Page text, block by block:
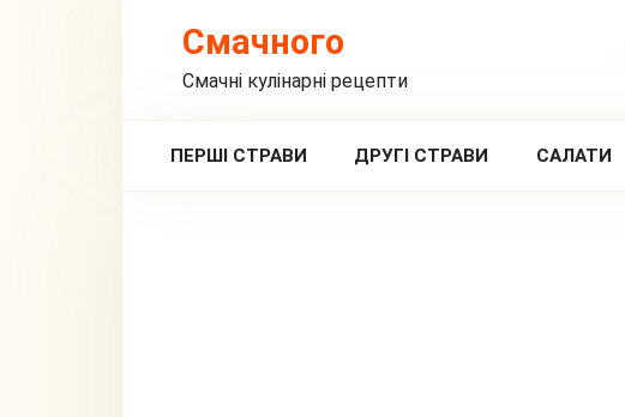
Смачного
Смачні кулінарні рецепти
ПЕРШІ СТРАВИ ДРУГІ СТРАВИ САЛАТИ